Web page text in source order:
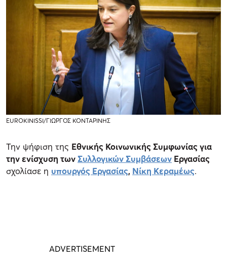
EUROKINISSI/ΓΙΩΡΓΟΣ ΚΟΝΤΑΡΙΝΗΣ
Την ψήφιση της Εθνικής Κοινωνικής Συμφωνίας για
την ενίσχυση τωνΣυλλογικών Συμβάσεων Εργασίας
σχολίασε η υπουργός Εργασίας, Νίκη Κεραμέως.